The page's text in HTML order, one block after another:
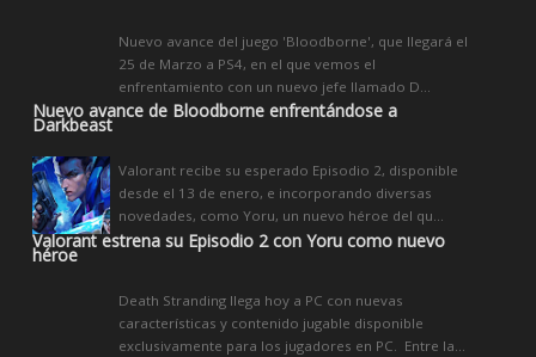
Nuevo avance de Bloodborne enfrentándose a
Darkbeast
Nuevo avance del juego 'Bloodborne', que llegará el
25 de Marzo a PS4, en el que vemos el
enfrentamiento con un nuevo jefe llamado D...
Valorant estrena su Episodio 2 con Yoru como nuevo
héroe
Valorant recibe su esperado Episodio 2, disponible
desde el 13 de enero, e incorporando diversas
novedades, como Yoru, un nuevo héroe del qu...
Death Stranding llega hoy a PC con nuevas
características y contenido jugable disponible
exclusivamente para los jugadores en PC. Entre la...